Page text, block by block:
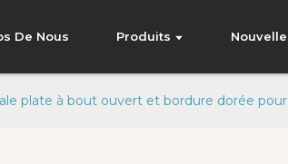
De Nous Produits
plate à bout ouvert et bordure dorée